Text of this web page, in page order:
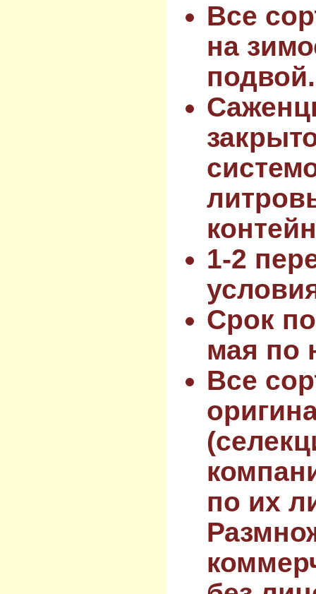
Все
на
подвой.
1-2
Срок
мая по
Все
по их